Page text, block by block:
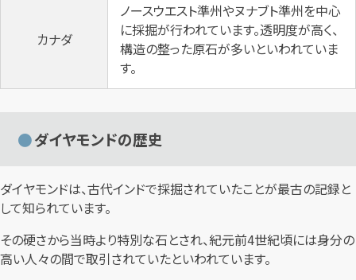
カナダ
ノースウエスト準州やヌナブト準州を中心
に採掘が行われています。透明度が高く、
構造の整った原石が多いといわれていま
す。
ダイヤモンドの歴史
ダイヤモンドは、古代インドで採掘されていたことが最古の記録と
して知られています。
その硬さから当時より特別な石とされ、紀元前4世紀頃には身分の
高い人々の間で取引されていたといわれています。